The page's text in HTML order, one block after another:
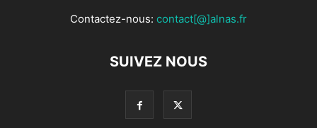
Contactez-nous: contact[@]alnas.fr
SUIVEZ NOUS